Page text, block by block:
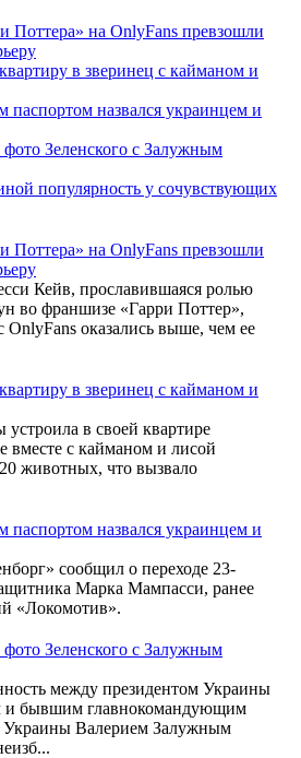
Поттера» на OnlyFans превзошли
в зверинец с кайманом и
паспортом назвался украинцем и
Зеленского с Залужным
популярность у сочувствующих
Поттера» на OnlyFans превзошли
Кейв, прославившаяся ролью
во франшизе «Гарри Поттер»,
OnlyFans оказались выше, чем ее
в зверинец с кайманом и
в своей квартире
вместе с кайманом и лисой
животных, что вызвало
паспортом назвался украинцем и
сообщил о переходе 23-
Марка Мампасси, ранее
«Локомотив».
Зеленского с Залужным
между президентом Украины
и бывшим главнокомандующим
Валерием Залужным